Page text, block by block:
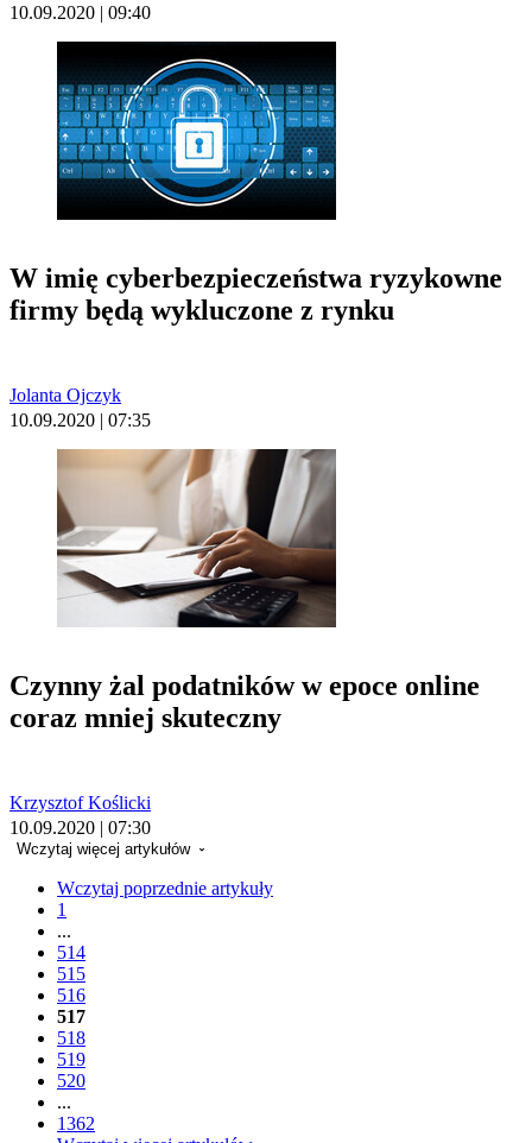
10.09.2020 | 09:40
W imię cyberbezpieczeństwa ryzykowne
firmy będą wykluczone z rynku
Jolanta Ojczyk
10.09.2020 | 07:35
Czynny żal podatników w epoce online
coraz mniej skuteczny
Krzysztof Koślicki
10.09.2020 | 07:30
Wczytaj więcej artykułów
Wczytaj poprzednie artykuły
1
...
514
515
516
517
518
519
520
...
1362